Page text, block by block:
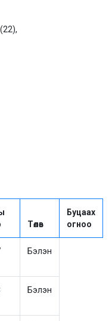
Төлөв
Буцаах
огноо
Бэлэн
Бэлэн